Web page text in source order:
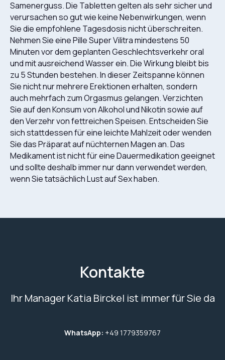
Samenerguss. Die Tabletten gelten als sehr sicher und
verursachen so gut wie keine Nebenwirkungen, wenn
Sie die empfohlene Tagesdosis nicht überschreiten.
Nehmen Sie eine Pille Super Vilitra mindestens 50
Minuten vor dem geplanten Geschlechtsverkehr oral
und mit ausreichend Wasser ein. Die Wirkung bleibt bis
zu 5 Stunden bestehen. In dieser Zeitspanne können
Sie nicht nur mehrere Erektionen erhalten, sondern
auch mehrfach zum Orgasmus gelangen. Verzichten
Sie auf den Konsum von Alkohol und Nikotin sowie auf
den Verzehr von fettreichen Speisen. Entscheiden Sie
sich stattdessen für eine leichte Mahlzeit oder wenden
Sie das Präparat auf nüchternen Magen an. Das
Medikament ist nicht für eine Dauermedikation geeignet
und sollte deshalb immer nur dann verwendet werden,
wenn Sie tatsächlich Lust auf Sex haben.
Kontakte
Ihr Manager Katia Birckel ist immer für Sie da
WhatsApp: +49 1779359767